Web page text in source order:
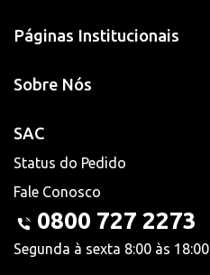
Páginas Institucionais
Sobre Nós
SAC
Status do Pedido
Fale Conosco
0800 727 2273
Segunda à sexta 8:00 às 18:00